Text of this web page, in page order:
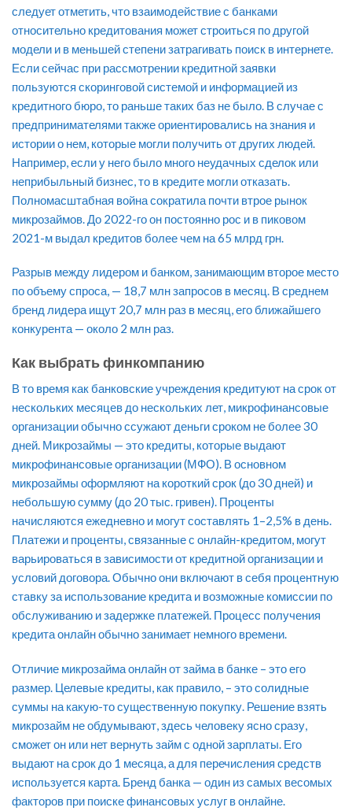
следует отметить, что взаимодействие с банками
относительно кредитования может строиться по другой
модели и в меньшей степени затрагивать поиск в интернете.
Если сейчас при рассмотрении кредитной заявки
пользуются скоринговой системой и информацией из
кредитного бюро, то раньше таких баз не было. В случае с
предпринимателями также ориентировались на знания и
истории о нем, которые могли получить от других людей.
Например, если у него было много неудачных сделок или
неприбыльный бизнес, то в кредите могли отказать.
Полномасштабная война сократила почти втрое рынок
микрозаймов. До 2022-го он постоянно рос и в пиковом
2021-м выдал кредитов более чем на 65 млрд грн.
Разрыв между лидером и банком, занимающим второе место
по объему спроса, — 18,7 млн запросов в месяц. В среднем
бренд лидера ищут 20,7 млн раз в месяц, его ближайшего
конкурента — около 2 млн раз.
Как выбрать финкомпанию
В то время как банковские учреждения кредитуют на срок от
нескольких месяцев до нескольких лет, микрофинансовые
организации обычно ссужают деньги сроком не более 30
дней. Микрозаймы — это кредиты, которые выдают
микрофинансовые организации (МФО). В основном
микрозаймы оформляют на короткий срок (до 30 дней) и
небольшую сумму (до 20 тыс. гривен). Проценты
начисляются ежедневно и могут составлять 1–2,5% в день.
Платежи и проценты, связанные с онлайн-кредитом, могут
варьироваться в зависимости от кредитной организации и
условий договора. Обычно они включают в себя процентную
ставку за использование кредита и возможные комиссии по
обслуживанию и задержке платежей. Процесс получения
кредита онлайн обычно занимает немного времени.
Отличие микрозайма онлайн от займа в банке – это его
размер. Целевые кредиты, как правило, – это солидные
суммы на какую-то существенную покупку. Решение взять
микрозайм не обдумывают, здесь человеку ясно сразу,
сможет он или нет вернуть займ с одной зарплаты. Его
выдают на срок до 1 месяца, а для перечисления средств
используется карта. Бренд банка — один из самых весомых
факторов при поиске финансовых услуг в онлайне.